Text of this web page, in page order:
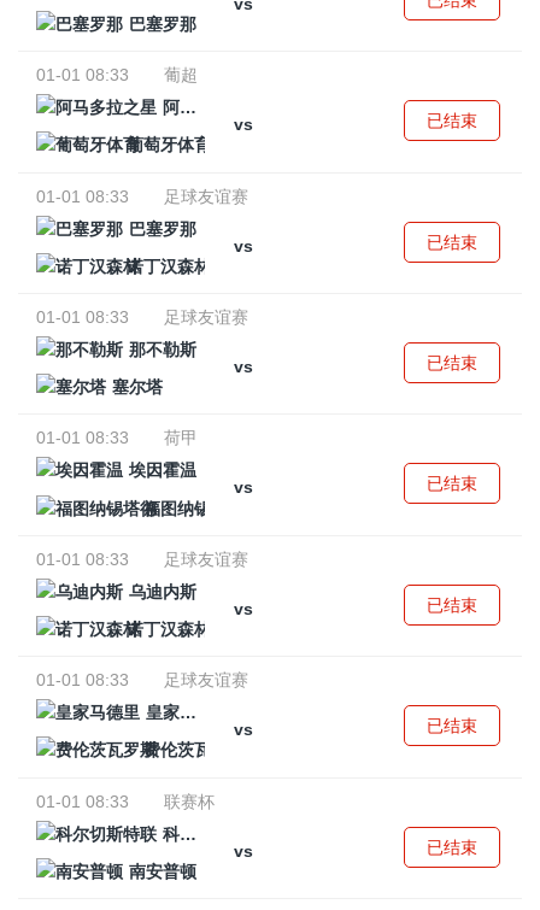
巴塞罗那
01-01 08:33
葡超
阿马多拉之星
vs
葡萄牙体育
已结束
01-01 08:33
足球友谊赛
巴塞罗那
vs
诺丁汉森林
已结束
01-01 08:33
足球友谊赛
那不勒斯
vs
塞尔塔
已结束
01-01 08:33
荷甲
埃因霍温
vs
福图纳锡塔德
已结束
01-01 08:33
足球友谊赛
乌迪内斯
vs
诺丁汉森林
已结束
01-01 08:33
足球友谊赛
皇家马德里
vs
费伦茨瓦罗斯
已结束
01-01 08:33
联赛杯
科尔切斯特联
vs
南安普顿
已结束